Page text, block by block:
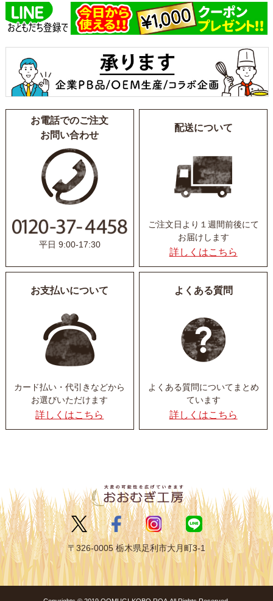
お電話でのご注文
お問い合わせ
平日 9:00-17:30
配送について
ご注文日より１週間前後にて
お届けします
詳しくはこちら
お支払いについて
カード払い・代引きなどから
お選びいただけます
詳しくはこちら
よくある質問
よくある質問について まとめ
ています
詳しくはこちら
〒326-0005 栃木県足利市大月町3-1